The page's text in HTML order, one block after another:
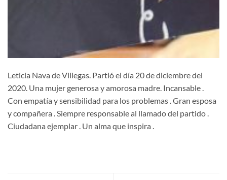
Leticia Nava de Villegas. Partió el día 20 de diciembre del
2020. Una mujer generosa y amorosa madre. Incansable .
Con empatía y sensibilidad para los problemas . Gran esposa
y compañera . Siempre responsable al llamado del partido .
Ciudadana ejemplar . Un alma que inspira .